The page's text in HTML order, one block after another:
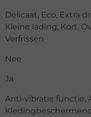
Delicaat, Eco, Extra
Kleine lading, Kort,
Verfrissen
Nee
Ja
Anti-vibratie functie,